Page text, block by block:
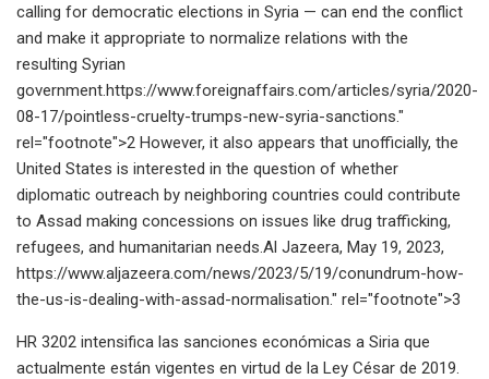
calling for democratic elections in Syria — can end the conflict
and make it appropriate to normalize relations with the
resulting Syrian
government.https://www.foreignaffairs.com/articles/syria/2020-
08-17/pointless-cruelty-trumps-new-syria-sanctions."
rel="footnote">2 However, it also appears that unofficially, the
United States is interested in the question of whether
diplomatic outreach by neighboring countries could contribute
to Assad making concessions on issues like drug trafficking,
refugees, and humanitarian needs.Al Jazeera, May 19, 2023,
https://www.aljazeera.com/news/2023/5/19/conundrum-how-
the-us-is-dealing-with-assad-normalisation." rel="footnote">3
HR 3202 intensifica las sanciones económicas a Siria que
actualmente están vigentes en virtud de la Ley César de 2019.